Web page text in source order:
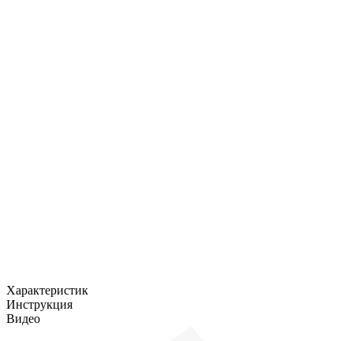
Характеристик
Инструкция
Видео